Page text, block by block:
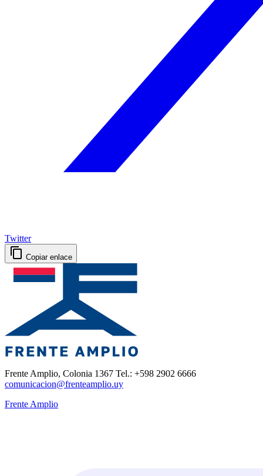
Twitter
Copiar enlace
Frente Amplio, Colonia 1367 Tel.: +598 2902 6666
comunicacion@frenteamplio.uy
Frente Amplio